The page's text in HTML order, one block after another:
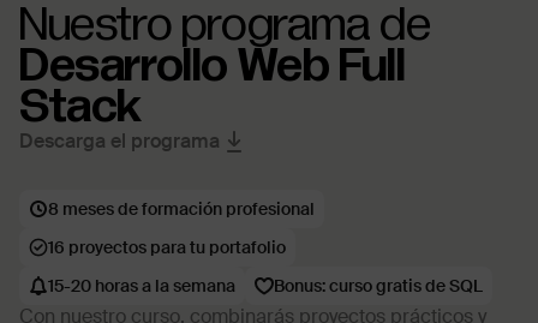
Nuestro programa de
Desarrollo Web Full
Stack
Descarga el programa
Con nuestro curso, combinarás proyectos prácticos y
8 meses de formación profesional
16 proyectos para tu portafolio
15-20 horas a la semana
Bonus: curso gratis de SQL